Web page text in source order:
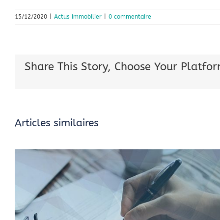
15/12/2020 Actus immobilier 0 commentaire
Share This Story, Choose Your
Articles similaires